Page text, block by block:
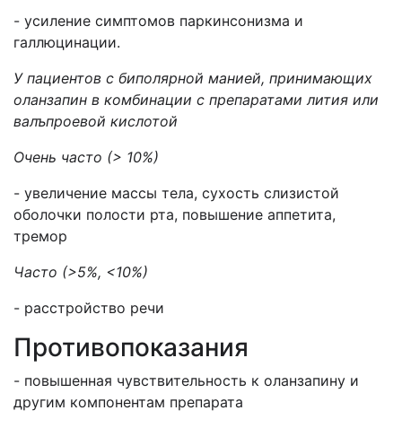
- усиление симптомов паркинсонизма и
галлюцинации.
У пациентов с биполярной манией, принимающих
оланзапин в комбинации с препаратами лития или
валъпроевой кислотой
Очень часто (> 10%)
- увеличение массы тела, сухость слизистой
оболочки полости рта, повышение аппетита,
тремор
Часто (>5%, <10%)
- расстройство речи
Противопоказания
- повышенная чувствительность к оланзапину и
другим компонентам препарата